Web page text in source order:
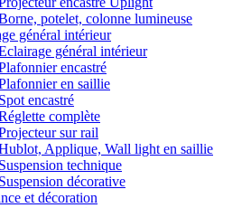
potelet, colonne lumineuse
général intérieur
général intérieur
encastré
en saillie
Spot encastré
complète
sur rail
Applique, Wall light en saillie
Suspension technique
Suspension décorative
et décoration